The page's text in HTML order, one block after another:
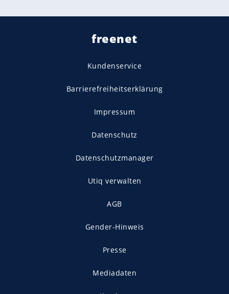
freenet
Kundenservice
Barrierefreiheitserklärung
Impressum
Datenschutz
Datenschutzmanager
Utiq verwalten
AGB
Gender-Hinweis
Presse
Mediadaten